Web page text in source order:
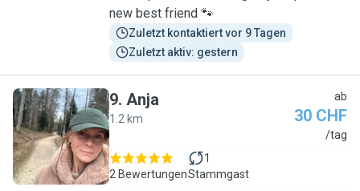
new best friend 🐾
Zuletzt kontaktiert vor 9 Tagen
Zuletzt aktiv: gestern
A
9. Anja
1.2 km
ab
30 CHF
/tag
2 Bewertungen
1
Stammgast